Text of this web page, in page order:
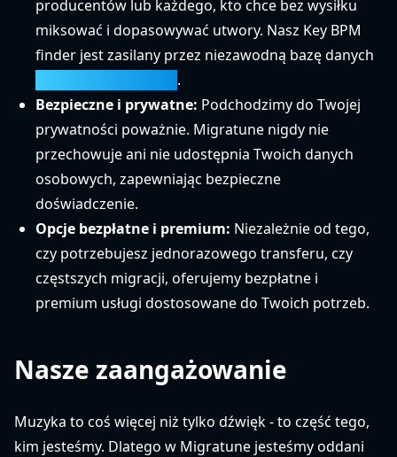
producentów lub każdego, kto chce bez wysiłku
miksować i dopasowywać utwory. Nasz Key BPM
finder jest zasilany przez niezawodną bazę danych
.
Bezpieczne i prywatne: Podchodzimy do Twojej
prywatności poważnie. Migratune nigdy nie
przechowuje ani nie udostępnia Twoich danych
osobowych, zapewniając bezpieczne
doświadczenie.
Opcje bezpłatne i premium: Niezależnie od tego,
czy potrzebujesz jednorazowego transferu, czy
częstszych migracji, oferujemy bezpłatne i
premium usługi dostosowane do Twoich potrzeb.
Nasze zaangażowanie
Muzyka to coś więcej niż tylko dźwięk - to część tego,
kim jesteśmy. Dlatego w Migratune jesteśmy oddani